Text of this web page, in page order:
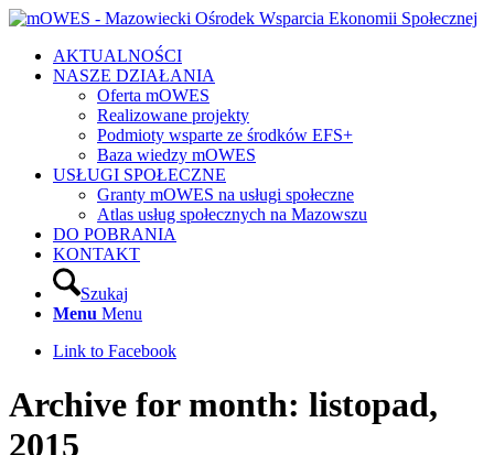
AKTUALNOŚCI
NASZE DZIAŁANIA
Oferta mOWES
Realizowane projekty
Podmioty wsparte ze środków EFS+
Baza wiedzy mOWES
USŁUGI SPOŁECZNE
Granty mOWES na usługi społeczne
Atlas usług społecznych na Mazowszu
DO POBRANIA
KONTAKT
Szukaj
Menu Menu
Link to Facebook
Archive for month: listopad,
2015